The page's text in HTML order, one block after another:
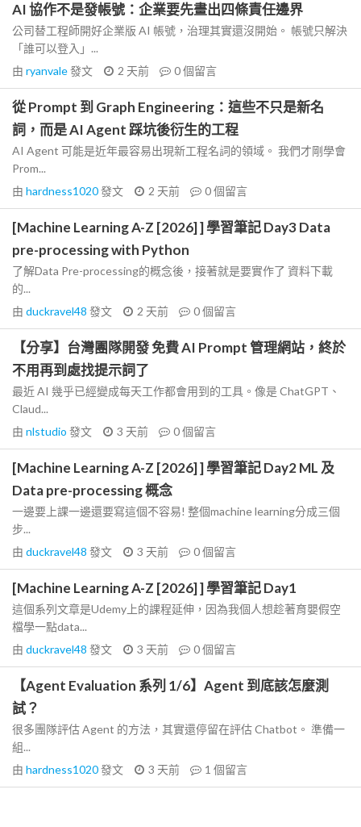
AI 協作不是發帳號：企業要先畫出四條責任邊界
公司替工程師開好企業版 AI 帳號，治理其實還沒開始。 帳號只解決
「誰可以登入」...
由 ryanvale發文 2 天前 0個留言
從 Prompt 到 Graph Engineering：這些不只是新名
詞，而是 AI Agent 踩坑後衍生的工程
AI Agent 可能是近年最容易出現新工程名詞的領域。 我們才剛學會
Prom...
由 hardness1020發文 2 天前 0個留言
[Machine Learning A-Z [2026] ] 學習筆記 Day3 Data
pre-processing with Python
了解Data Pre-processing的概念後，接著就是要實作了 資料下載
的...
由 duckravel48 發文 2 天前 0個留言
【分享】台灣團隊開發 免費 AI Prompt 管理網站，終於
不用再到處找提示詞了
最近 AI 幾乎已經變成每天工作都會用到的工具。像是 ChatGPT、
Claud...
由 nlstudio 發文 3 天前 0個留言
[Machine Learning A-Z [2026] ] 學習筆記 Day2 ML 及
Data pre-processing 概念
一邊要上課一邊還要寫這個不容易! 整個machine learning分成三個
步...
由 duckravel48 發文 3 天前 0個留言
[Machine Learning A-Z [2026] ] 學習筆記 Day1
這個系列文章是Udemy上的課程延伸，因為我個人想趁著育嬰假空
檔學一點data...
由 duckravel48 發文 3 天前 0個留言
【Agent Evaluation 系列 1/6】Agent 到底該怎麼測
試？
很多團隊評估 Agent 的方法，其實還停留在評估 Chatbot。 準備一
組...
由 hardness1020發文 3 天前 1 個留言